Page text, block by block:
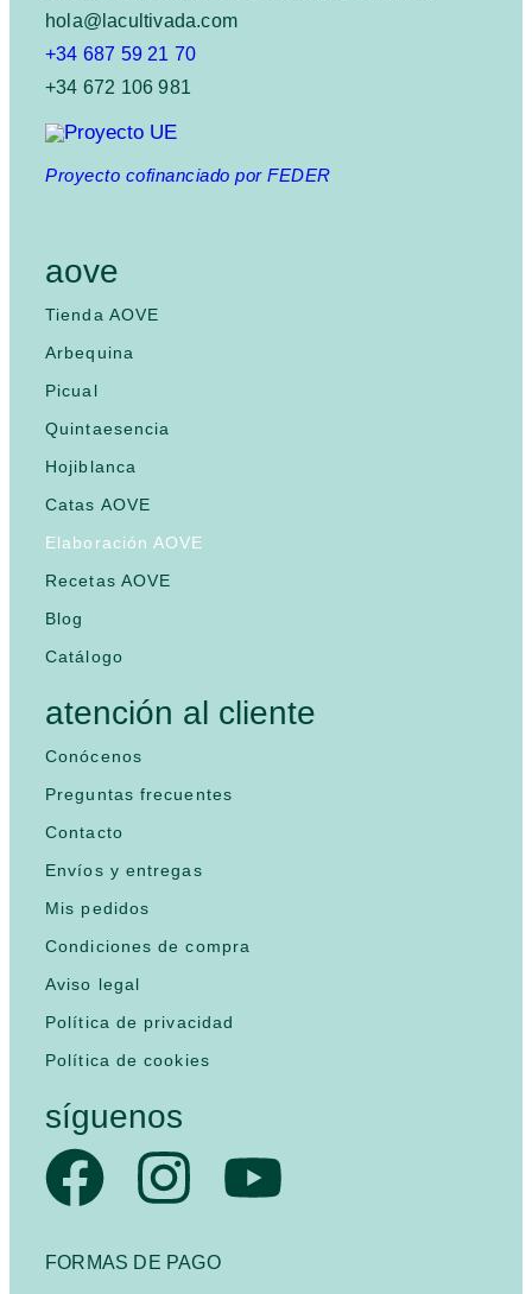
hola@lacultivada.com
+34 687 59 21 70
+34 672 106 981
Proyecto cofinanciado por FEDER
aove
Tienda AOVE
Arbequina
Picual
Quintaesencia
Hojiblanca
Catas AOVE
Elaboración AOVE
Recetas AOVE
Blog
Catálogo
atención al cliente
Conócenos
Preguntas frecuentes
Contacto
Envíos y entregas
Mis pedidos
Condiciones de compra
Aviso legal
Política de privacidad
Política de cookies
síguenos
FORMAS DE PAGO